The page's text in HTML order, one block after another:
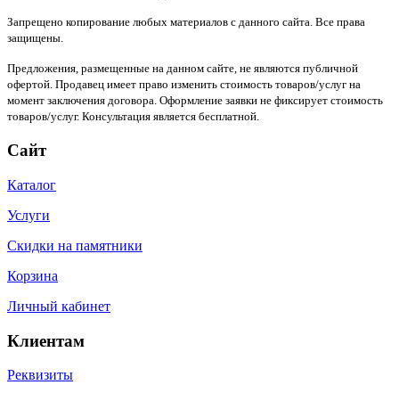
Запрещено копирование любых материалов с данного сайта. Все права
защищены.
Предложения, размещенные на данном сайте, не являются публичной
офертой. Продавец имеет право изменить стоимость товаров/услуг на
момент заключения договора. Оформление заявки не фиксирует стоимость
товаров/услуг. Консультация является бесплатной.
Сайт
Каталог
Услуги
Скидки на памятники
Корзина
Личный кабинет
Клиентам
Реквизиты